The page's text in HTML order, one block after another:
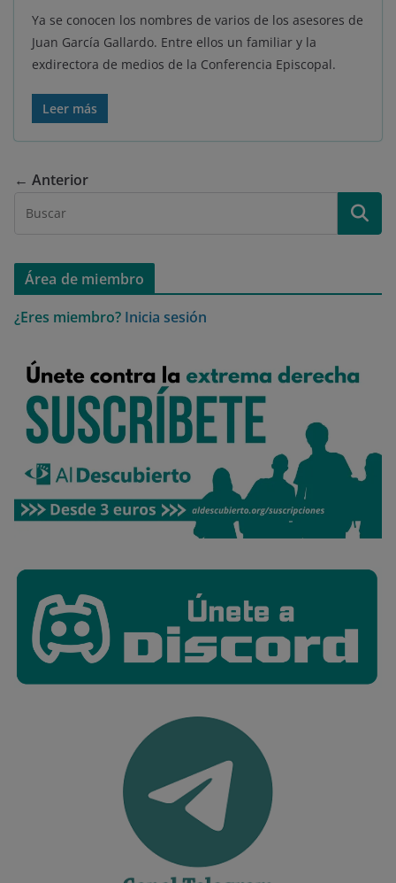
Ya se conocen los nombres de varios de los asesores de
Juan García Gallardo. Entre ellos un familiar y la
exdirectora de medios de la Conferencia Episcopal.
Leer más
← Anterior
Área de miembro
¿Eres miembro? Inicia sesión